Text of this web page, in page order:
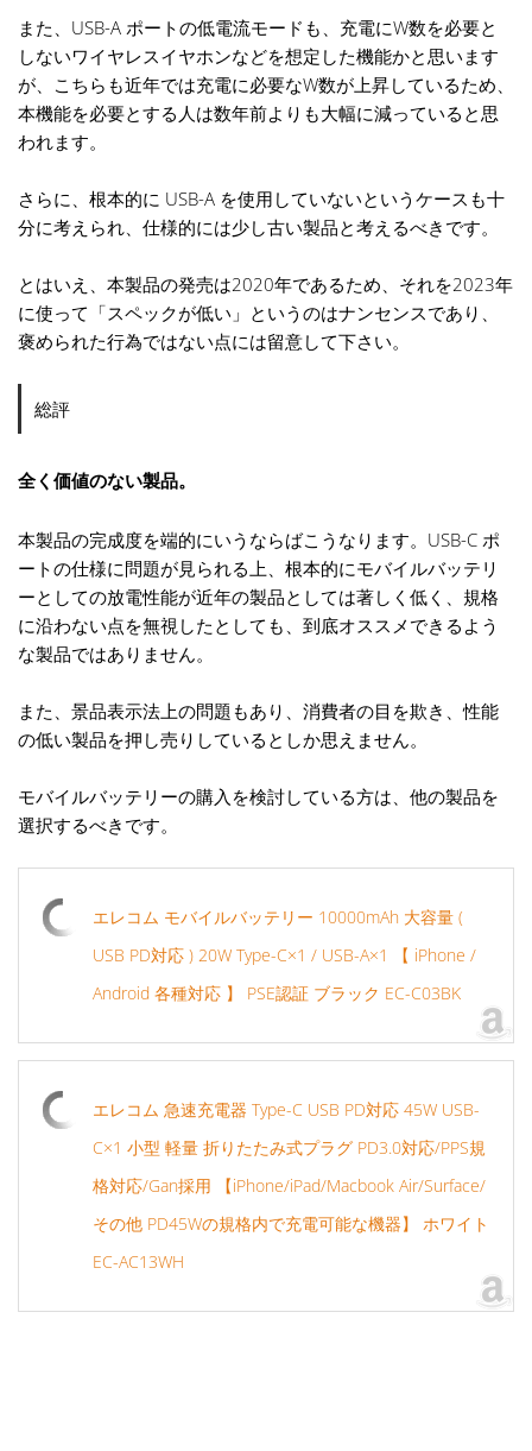
また、USB-A ポートの低電流モードも、充電にW数を必要と
しないワイヤレスイヤホンなどを想定した機能かと思います
が、こちらも近年では充電に必要なW数が上昇しているため、
本機能を必要とする人は数年前よりも大幅に減っていると思
われます。
さらに、根本的に USB-A を使用していないというケースも十
分に考えられ、仕様的には少し古い製品と考えるべきです。
とはいえ、本製品の発売は2020年であるため、それを2023年
に使って「スペックが低い」というのはナンセンスであり、
褒められた行為ではない点には留意して下さい。
総評
全く価値のない製品。
本製品の完成度を端的にいうならばこうなります。USB-C ポ
ートの仕様に問題が見られる上、根本的にモバイルバッテリ
ーとしての放電性能が近年の製品としては著しく低く、規格
に沿わない点を無視したとしても、到底オススメできるよう
な製品ではありません。
また、景品表示法上の問題もあり、消費者の目を欺き、性能
の低い製品を押し売りしているとしか思えません。
モバイルバッテリーの購入を検討している方は、他の製品を
選択するべきです。
エレコム モバイルバッテリー 10000mAh 大容量 (
USB PD対応 ) 20W Type-C×1 / USB-A×1 【 iPhone /
Android 各種対応 】 PSE認証 ブラック EC-C03BK
エレコム 急速充電器 Type-C USB PD対応 45W USB-
C×1 小型 軽量 折りたたみ式プラグ PD3.0対応/PPS規
格対応/Gan採用 【iPhone/iPad/Macbook Air/Surface/
その他 PD45Wの規格内で充電可能な機器】 ホワイト
EC-AC13WH